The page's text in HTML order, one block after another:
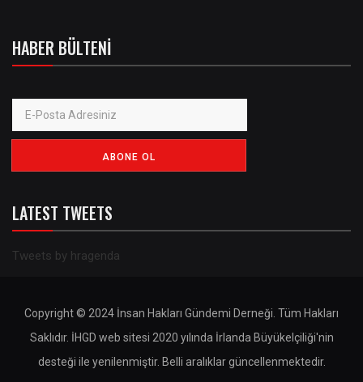
HABER BÜLTENI
LATEST TWEETS
Tweets by hragenda
Copyright © 2024 İnsan Hakları Gündemi Derneği. Tüm Hakları
Saklıdır. İHGD web sitesi 2020 yılında İrlanda Büyükelçiliği'nin
desteği ile yenilenmiştir. Belli aralıklar güncellenmektedir.